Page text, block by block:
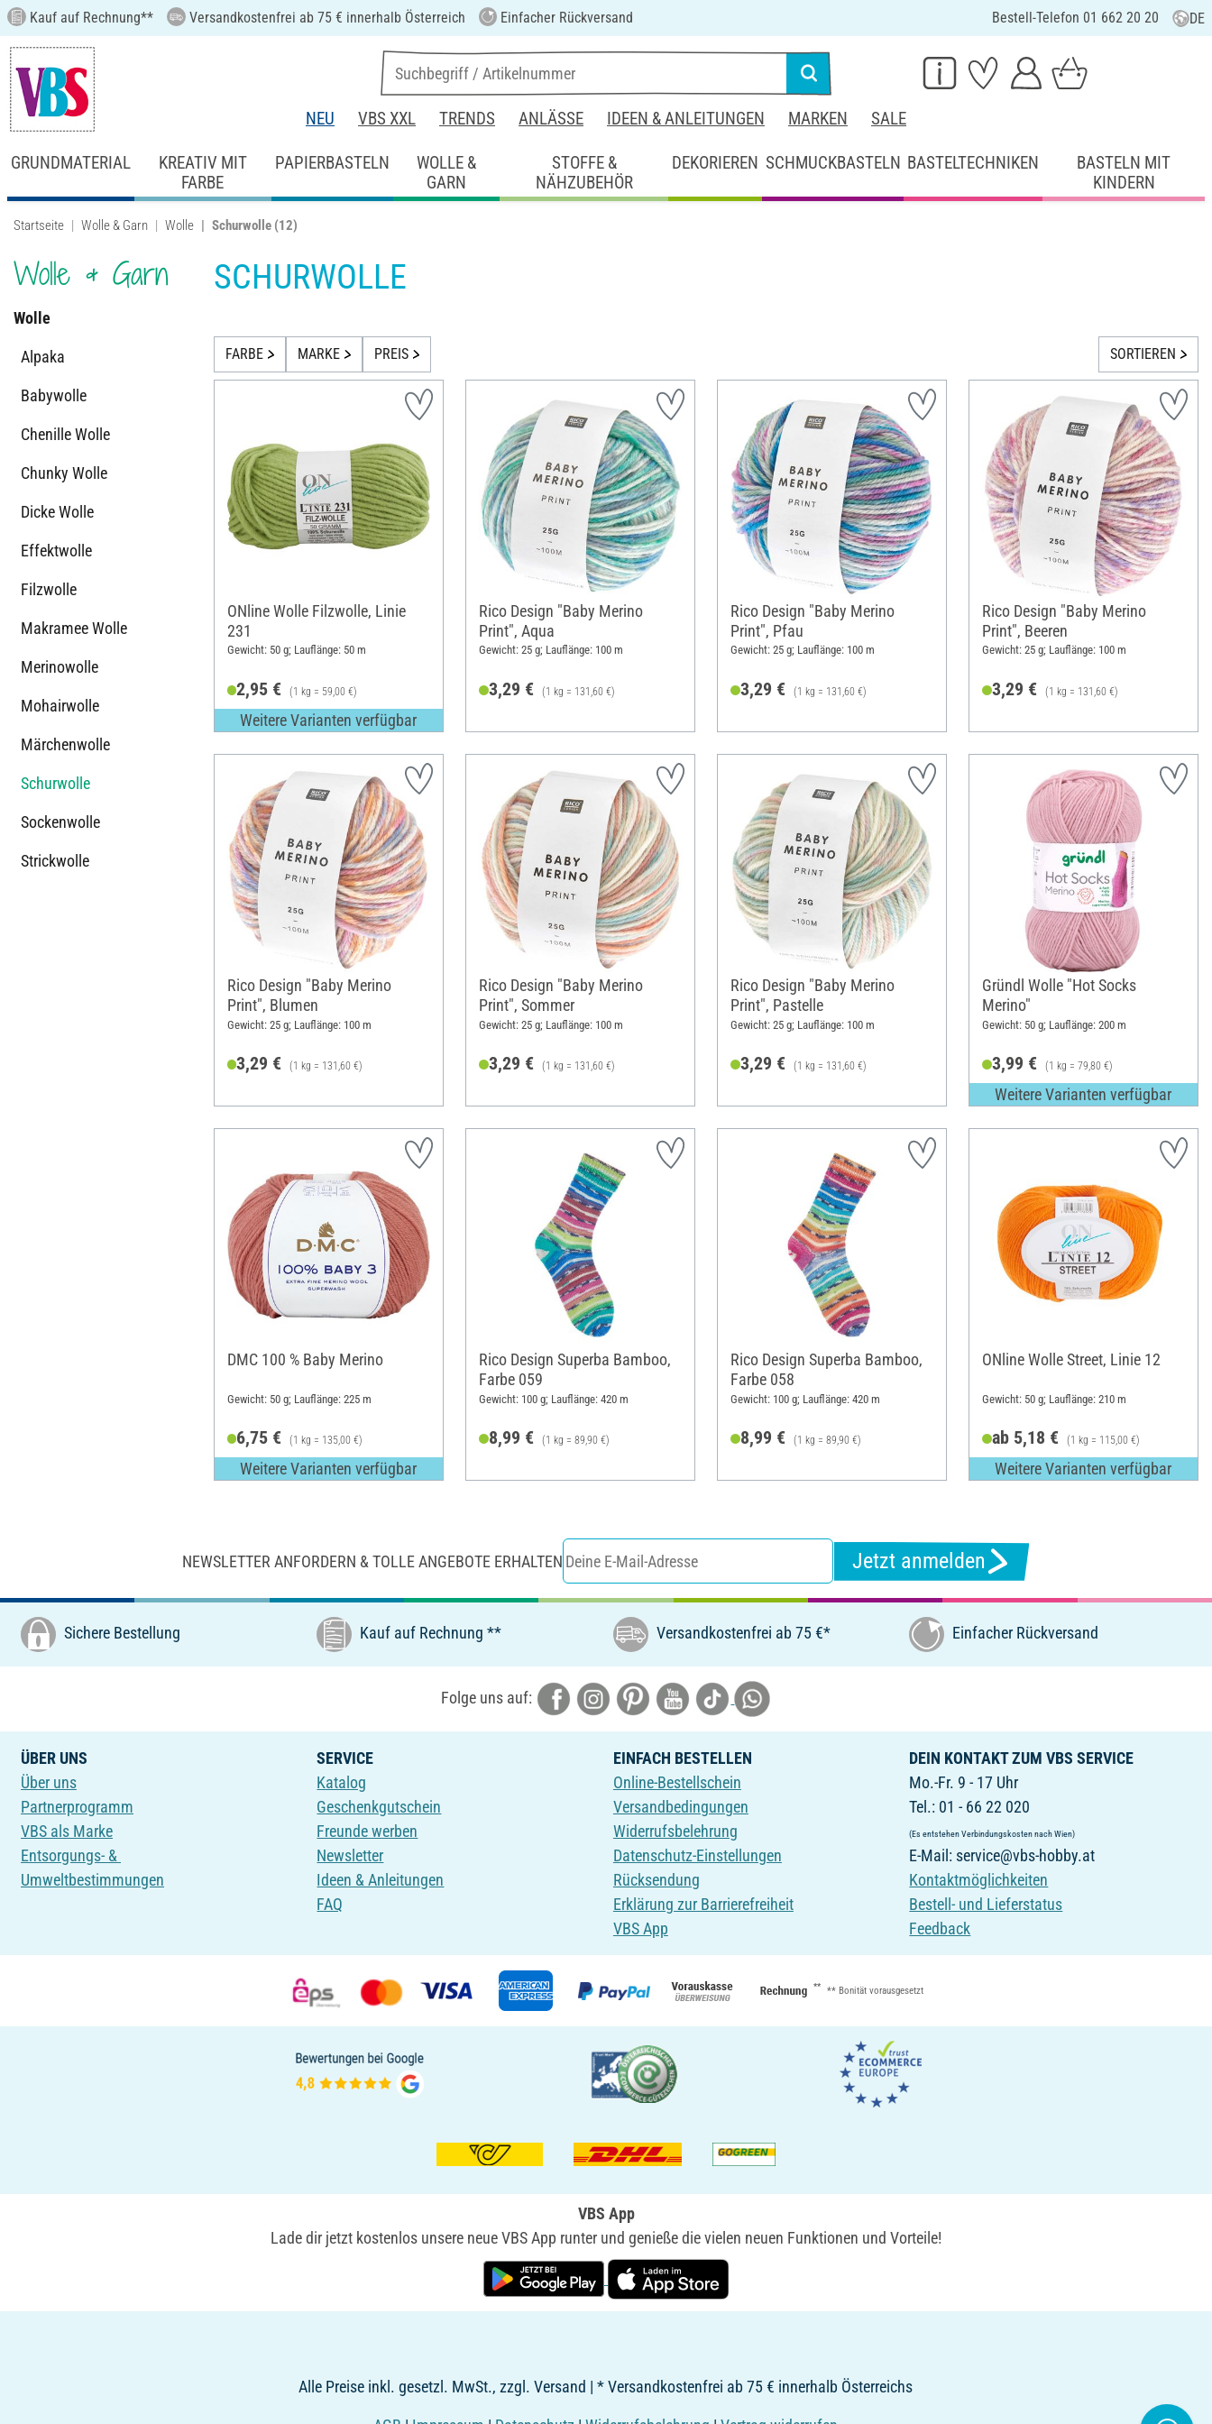
Kauf auf Rechnung** Versandkostenfrei ab 75 € innerhalb Österreich Einfacher Rückversand Bestell-Telefon 01 662 20 20 DE
NEU VBS XXL TRENDS ANLÄSSE IDEEN & ANLEITUNGEN MARKEN SALE
GRUNDMATERIAL
KREATIV MIT
FARBE
PAPIERBASTELN
WOLLE &
GARN
STOFFE &
NÄHZUBEHÖR
DEKORIEREN SCHMUCKBASTELN BASTELTECHNIKEN
BASTELN MIT
KINDERN
Startseite Wolle & Garn Wolle Schurwolle (12)
Wolle & Garn
Wolle
Alpaka
Babywolle
Chenille Wolle
Chunky Wolle
Dicke Wolle
Effektwolle
Filzwolle
Makramee Wolle
Merinowolle
Mohairwolle
Märchenwolle
Schurwolle
Sockenwolle
Strickwolle
SCHURWOLLE
FARBE MARKE PREIS SORTIEREN
ONline Wolle Filzwolle, Linie
231
Gewicht: 50 g; Lauflänge: 50 m
2,95 € (1 kg = 59,00 €)
Weitere Varianten verfügbar
Rico Design "Baby Merino
Print", Aqua
Gewicht: 25 g; Lauflänge: 100 m
3,29 € (1 kg = 131,60 €)
Rico Design "Baby Merino
Print", Pfau
Gewicht: 25 g; Lauflänge: 100 m
3,29 € (1 kg = 131,60 €)
Rico Design "Baby Merino
Print", Beeren
Gewicht: 25 g; Lauflänge: 100 m
3,29 € (1 kg = 131,60 €)
Rico Design "Baby Merino
Print", Blumen
Gewicht: 25 g; Lauflänge: 100 m
3,29 € (1 kg = 131,60 €)
Rico Design "Baby Merino
Print", Sommer
Gewicht: 25 g; Lauflänge: 100 m
3,29 € (1 kg = 131,60 €)
Rico Design "Baby Merino
Print", Pastelle
Gewicht: 25 g; Lauflänge: 100 m
3,29 € (1 kg = 131,60 €)
Gründl Wolle "Hot Socks
Merino"
Gewicht: 50 g; Lauflänge: 200 m
3,99 € (1 kg = 79,80 €)
Weitere Varianten verfügbar
DMC 100 % Baby Merino
Gewicht: 50 g; Lauflänge: 225 m
6,75 € (1 kg = 135,00 €)
Weitere Varianten verfügbar
Rico Design Superba Bamboo,
Farbe 059
Gewicht: 100 g; Lauflänge: 420 m
8,99 € (1 kg = 89,90 €)
Rico Design Superba Bamboo,
Farbe 058
Gewicht: 100 g; Lauflänge: 420 m
8,99 € (1 kg = 89,90 €)
ONline Wolle Street, Linie 12
Gewicht: 50 g; Lauflänge: 210 m
ab 5,18 € (1 kg = 115,00 €)
Weitere Varianten verfügbar
NEWSLETTER ANFORDERN & TOLLE ANGEBOTE ERHALTEN Jetzt anmelden
Sichere Bestellung Kauf auf Rechnung ** Versandkostenfrei ab 75 €* Einfacher Rückversand
Folge uns auf:
ÜBER UNS
Über uns
Partnerprogramm
VBS als Marke
Entsorgungs- &
Umweltbestimmungen
SERVICE
Katalog
Geschenkgutschein
Freunde werben
Newsletter
Ideen & Anleitungen
FAQ
EINFACH BESTELLEN
Online-Bestellschein
Versandbedingungen
Widerrufsbelehrung
Datenschutz-Einstellungen
Rücksendung
Erklärung zur Barrierefreiheit
VBS App
DEIN KONTAKT ZUM VBS SERVICE
Mo.-Fr. 9 - 17 Uhr
Tel.: 01 - 66 22 020
(Es entstehen Verbindungskosten nach Wien)
E-Mail: service@vbs-hobby.at
Kontaktmöglichkeiten
Bestell- und Lieferstatus
Feedback
** ** Bonität vorausgesetzt
VBS App
Lade dir jetzt kostenlos unsere neue VBS App runter und genieße die vielen neuen Funktionen und Vorteile!
Alle Preise inkl. gesetzl. MwSt., zzgl. Versand | * Versandkostenfrei ab 75 € innerhalb Österreichs